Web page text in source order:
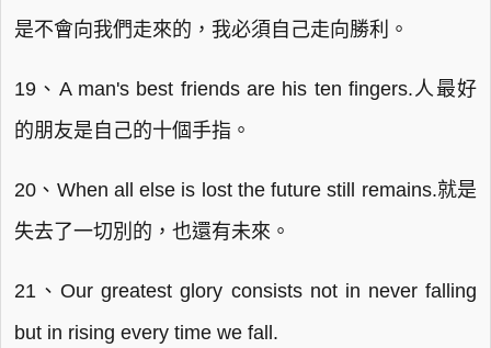
是不會向我們走來的，我必須自己走向勝利。
19、A man's best friends are his ten fingers.人最好
的朋友是自己的十個手指。
20、When all else is lost the future still remains.就是
失去了一切別的，也還有未來。
21、Our greatest glory consists not in never falling
but in rising every time we fall.